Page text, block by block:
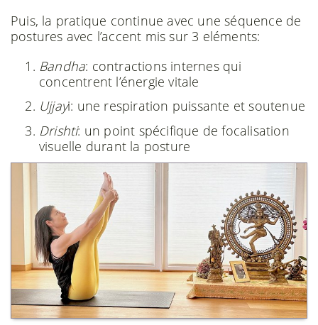
Puis, la pratique continue avec une séquence de
postures avec l’accent mis sur 3 eléments:
Bandha: contractions internes qui
concentrent l’énergie vitale
Ujjayi: une respiration puissante et soutenue
Drishti: un point spécifique de focalisation
visuelle durant la posture